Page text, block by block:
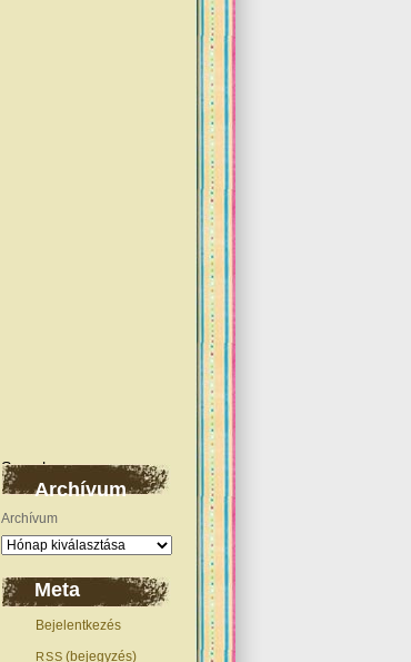
Archívum
Archívum
Meta
Bejelentkezés
RSS (bejegyzés)